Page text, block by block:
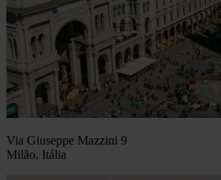
Via Giuseppe Mazzini 9
Milão, Itália